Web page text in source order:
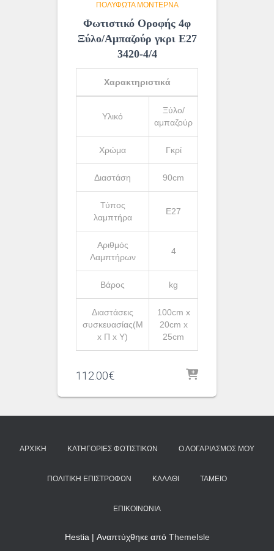
ΠΟΛΎΦΩΤΑ ΜΟΝΤΈΡΝΑ
Φωτιστικό Οροφής 4φ
Ξύλο/Αμπαζούρ γκρι Ε27
3420-4/4
Χαρακτηριστικά
Υλικό
Ξύλο/
αμπαζούρ
Χρώμα Γκρί
Διαστάση 90cm
Τύπος
λαμπτήρα
Ε27
Αριθμός
Λαμπτήρων
4
Βάρος kg
Διαστάσεις
συσκευασίας(Μ
x Π x Υ)
100cm x
20cm x
25cm
112.00€
ΑΡΧΙΚΉ ΚΑΤΗΓΟΡΊΕΣ ΦΩΤΙΣΤΙΚΏΝ Ο ΛΟΓΑΡΙΑΣΜΌΣ ΜΟΥ
ΠΟΛΙΤΙΚΉ ΕΠΙΣΤΡΟΦΏΝ ΚΑΛΆΘΙ ΤΑΜΕΊΟ
ΕΠΙΚΟΙΝΩΝΊΑ
Hestia | Αναπτύχθηκε από ThemeIsle